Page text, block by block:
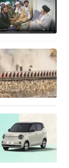
云南一男子胃中取出180颗铁钉
以军士兵把枪口对准中国记者
奋力开创中国式现代化建设新局面